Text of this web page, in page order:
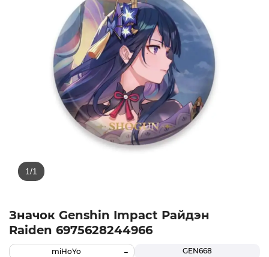
Значок Genshin Impact Райдэн
Raiden 6975628244966
GEN668
miHoYo